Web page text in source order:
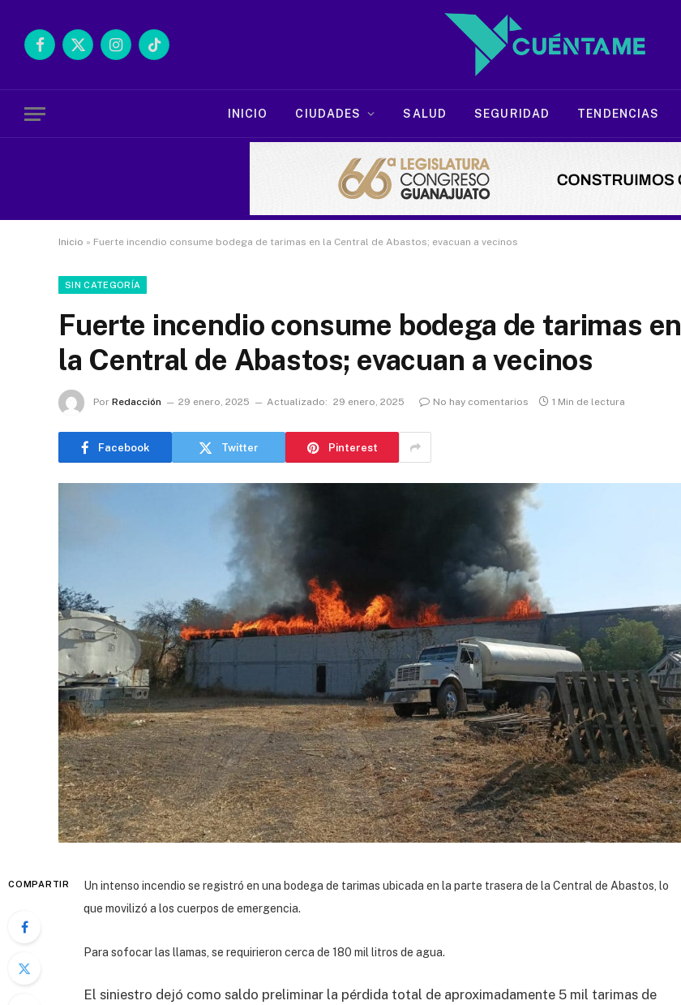
Facebook
X
InstagramTikTok
INICIO CIUDADES SALUD SEGURIDAD TENDENCIAS
Inicio » Fuerte incendio consume bodega de tarimas en la Central de Abastos; evacuan a vecinos
SIN CATEGORÍA
Fuerte incendio consume bodega de tarimas en
la Central de Abastos; evacuan a vecinos
Por Redacción 29 enero, 2025 Actualizado: 29 enero, 2025 No hay comentarios 1 Min de lectura
Facebook Twitter Pinterest
COMPARTIR
Un intenso incendio se registró en una bodega de tarimas ubicada en la parte trasera de la Central de Abastos, lo
que movilizó a los cuerpos de emergencia.
Para sofocar las llamas, se requirieron cerca de 180 mil litros de agua.
El siniestro dejó como saldo preliminar la pérdida total de aproximadamente 5 mil tarimas de